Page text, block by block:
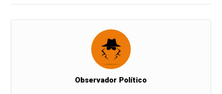
Observador Político